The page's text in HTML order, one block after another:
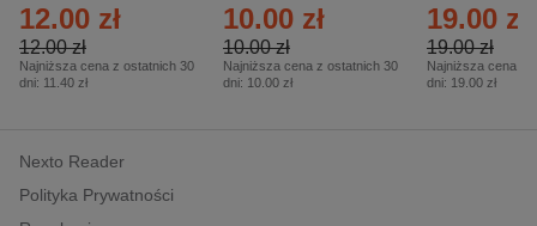
12.00 zł
12.00 zł
Najniższa cena z ostatnich 30
dni: 11.40 zł
10.00 zł
10.00 zł
Najniższa cena z ostatnich 30
dni: 10.00 zł
– 2/2026
19.00 zł
19.00 zł
Najniższa cena z
dni: 19.00 zł
Nexto Reader
Polityka Prywatności